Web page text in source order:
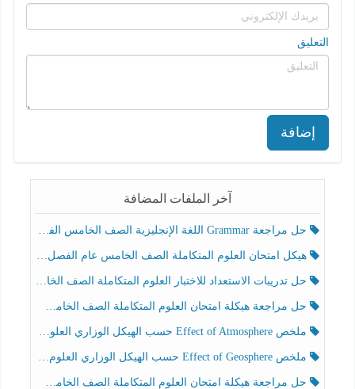
التعليق
إضافة
آخر الملفات المضافة
حل مراجعة Grammar اللغة الإنجليزية الصف الخامس الفصل الثالث
هيكل امتحان العلوم المتكاملة الصف الخامس عام الفصل الدراسي الثالث 2025-2026
حل تدريبات الاستعداد للاختبار العلوم المتكاملة الصف الخامس عام الفصل الثالث
حل مراجعة هيكلة امتحان العلوم المتكاملة الصف الخامس انسبير الفصل الثالث
ملخص Effect of Atmosphere حسب الهيكل الوزاري العلوم المتكاملة الصف الخامس انسبير الفصل الثالث
ملخص Effect of Geosphere حسب الهيكل الوزاري العلوم المتكاملة الصف الخامس انسبير الفصل الثالث
حل مراجعة هيكلة امتحان العلوم المتكاملة الصف الخامس عام الفصل الثالث